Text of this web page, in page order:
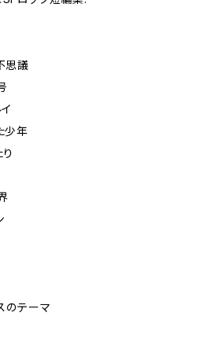
思議
少年
のテーマ